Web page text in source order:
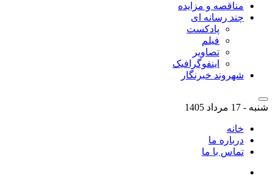
مناقصه و مزایده
چند رسانه ای
پادکست
فیلم
تصاویر
اینفوگرافیک
شهروند خبرنگار
شنبه - 17 مرداد 1405
خانه
درباره ما
تماس با ما